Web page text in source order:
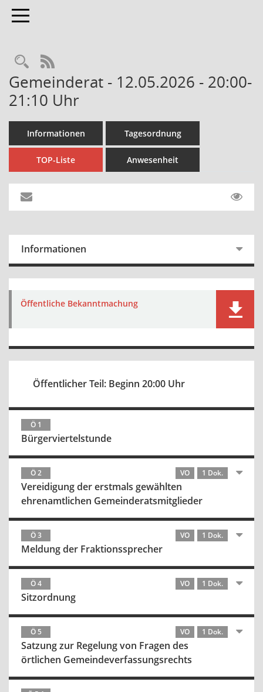
Toggle navigation
Rechercheauswahl
RSS-Feed
Gemeinderat - 12.05.2026 - 20:00-
21:10 Uhr
Informationen Tagesordnung
TOP-Liste Anwesenheit
Informationen
Öffentliche Bekanntmachung
Öffentlicher Teil: Beginn 20:00 Uhr
Ö 1
Bürgerviertelstunde
Ö 2 VO 1 Dok.
Vereidigung der erstmals gewählten
ehrenamtlichen Gemeinderatsmitglieder
Ö 3 VO 1 Dok.
Meldung der Fraktionssprecher
Ö 4 VO 1 Dok.
Sitzordnung
Ö 5 VO 1 Dok.
Satzung zur Regelung von Fragen des
örtlichen Gemeindeverfassungsrechts